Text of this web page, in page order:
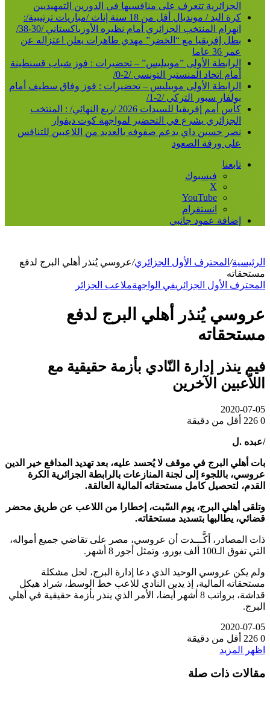
الجزائرية تتعرف على منافسيها في الدورين التمهيديين
كرة اليد / مونديال أقل من 18 سنة إناث /مباريات ترتيبية/:
انهزام المنتخب الجزائري أمام نظيره الأوزباكستاني /30-38/
بطل إفريقيا مع “الخضر” مهدي طاهرات يعلن اعتزاله عن
عمر 36 عاما
الرابطة الأولى ”موبيليس” – تحضيرات : فوز شباب قسنطينة
أمام اتحاد المنستير التونسي /2-0/
الرابطة الأولى موبيليس – تحضيرات : فوز وفاق سطيف أمام
بولفار سبور التركي /2-1/
كأس أمم إفريقيا للسيدات 2026 /ربع النهائي/ : المنتخب
الجزائري يشرع في التحضير لمواجهة كوت ديفوار
نصر حسين داي يدعم صفوفه بالعديد من اللاعبين للتنافس
على ورقة الصعود
تابعنا
فيسبوك
‫X
‫YouTube
انستقرام
إضافة عمود جانبي
الرئيسية/ المحترف الأول الجزائري/عروسي يُنذر أهلي البرج لدفع
مستحقاته
المحترف الأول الجزائريفي الواجهةملاعب الجزائر
عروسي يُنذر أهلي البرج لدفع
مستحقاته
فيم ينذر إدارة النّادي بأزمة حقيقية مع
اللاّعبين الآخرين
2020-07-05
0
أقل من دقيقة
/عبده .ل
بات أهلي البرج في موقف لا يُحسد عليه، بعد تهديد المدافع خير الدين
عروسي، باللجوء إلى لجنة المنازعات بالرابطة الجزائرية الكرة
القدم، لتحصيل كامل مستحقاته المالية العالقة.
وتلقى أهلي البرج، يوم السّبت، إخطارا من اللاعب عن طريق محضر
قضائي، يطالبها بتسديد مستحقاته.
ذات المصادر، أكَّـــدت أن عروسي، مصر على تقاضي جميع أمواله،
التي تفوق الـ100 ألف يورو، وتمثل أجور 8 أشهر.
ولم يكن عروسي الوحيد الذي دعا إدارة البرج، لحل مشكلة
مستحقاته المالية، إذ يدين النادي للاعب خط الوسط، شراد هيكل
قداشة، برواتب 8 أشهر أيضا، الأمر الذي ينذر بأزمة حقيقية في أهلي
البرج.
2020-07-05
0
أقل من دقيقة
اظهر المزيد
مقالات ذات صلة